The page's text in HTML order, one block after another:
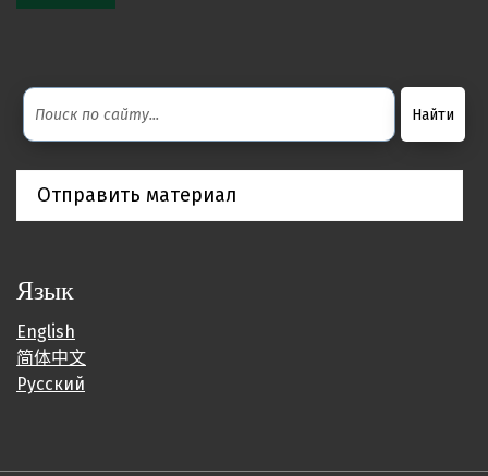
Отправить материал
Язык
English
简体中文
Русский